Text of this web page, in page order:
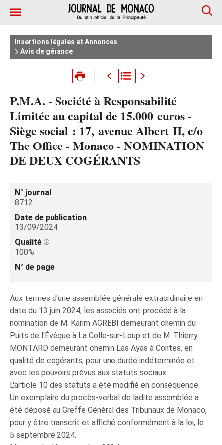
Insertions légales et Annonces
Avis de gérance
P.M.A. - Société à Responsabilité
Limitée au capital de 15.000 euros -
Siège social : 17, avenue Albert II, c/o
The Office - Monaco - NOMINATION
DE DEUX COGÉRANTS
N° journal
8712
Date de publication
13/09/2024
Qualité
100%
N° de page
Aux termes d'une assemblée générale extraordinaire en
date du 13 juin 2024, les associés ont procédé à la
nomination de M. Karim AGREBI demeurant chemin du
Puits de l'Évêque à La Colle-sur-Loup et de M. Thierry
MONTARD demeurant chemin Las Ayas à Contes, en
qualité de cogérants, pour une durée indéterminée et
avec les pouvoirs prévus aux statuts sociaux.
L'article 10 des statuts a été modifié en conséquence.
Un exemplaire du procès-verbal de ladite assemblée a
été déposé au Greffe Général des Tribunaux de Monaco,
pour y être transcrit et affiché conformément à la loi, le
5 septembre 2024.